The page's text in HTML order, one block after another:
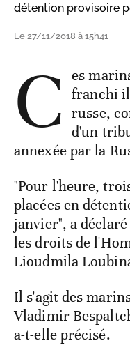
détention provisoire
Le 27/11/2018 à 15h41
C es
franchi
russe,
d'un
annexée par la
"Pour l'heure,
placées en
janvier", a
les droits de
Lioudmila
Il s'agit des
Vladimir
a-t-elle précisé.